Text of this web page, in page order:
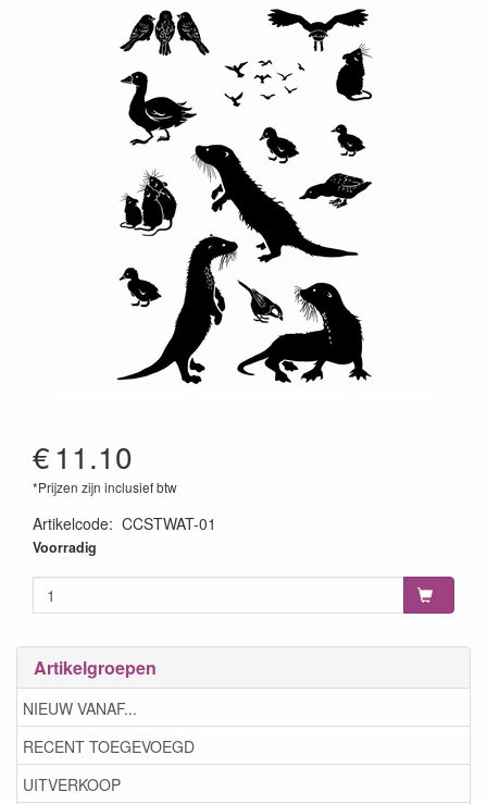
Artikelgroepen
NIEUW VANAF...
RECENT TOEGEVOEGD
UITVERKOOP
€11.10
*Prijzen zijn inclusief btw
Artikelcode: CCSTWAT-01
5060389333132
Voorradig